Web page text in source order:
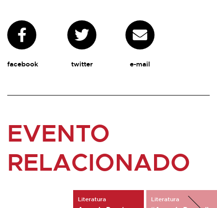
facebook twitter e-mail
EVENTO
RELACIONADO
Literatura Literatura